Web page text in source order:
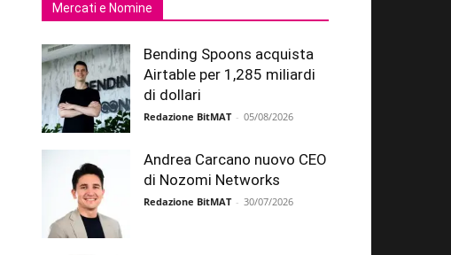
Mercati e Nomine
Bending Spoons acquista
Airtable per 1,285 miliardi
di dollari
Redazione BitMAT - 05/08/2026
Andrea Carcano nuovo CEO
di Nozomi Networks
Redazione BitMAT - 30/07/2026